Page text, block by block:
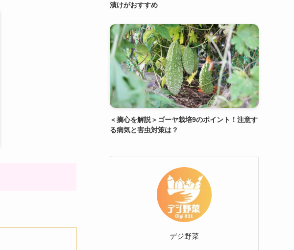
漬けがおすすめ
＜摘心を解説＞ゴーヤ栽培9のポイント！注意す
る病気と害虫対策は？
デジ野菜